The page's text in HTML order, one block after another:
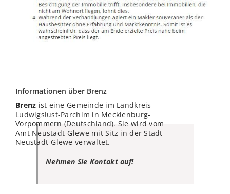
Informationen über Brenz
Brenz ist eine Gemeinde im Landkreis
Ludwigslust-Parchim in Mecklenburg-
Vorpommern (Deutschland). Sie wird vom
Amt Neustadt-Glewe mit Sitz in der Stadt
Neustadt-Glewe verwaltet.
Nehmen Sie Kontakt auf!